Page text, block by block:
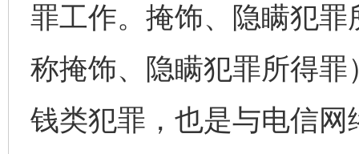
罪工作。掩饰、隐瞒犯
称掩饰、隐瞒犯罪所得
钱类犯罪，也是与电信